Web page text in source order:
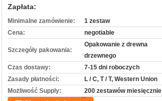
Zapłata:
Minimalne zamówienie:
1 zestaw
Cena:
negotiable
Szczegóły pakowania:
Opakowanie z drewna
drzewnego
Czas dostawy:
7-15 dni roboczych
Zasady płatności:
L / C, T / T, Western Union
Możliwość Supply:
200 zestawów miesięcznie